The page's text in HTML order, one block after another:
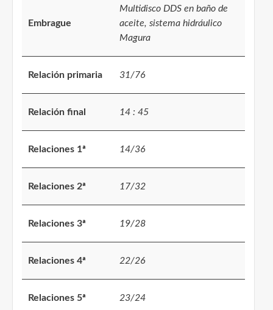
Embrague
Multidisco DDS en baño de
aceite, sistema hidráulico
Magura
Relación primaria 31/76
Relación final 14 : 45
Relaciones 1ª 14/36
Relaciones 2ª 17/32
Relaciones 3ª 19/28
Relaciones 4ª 22/26
Relaciones 5ª 23/24